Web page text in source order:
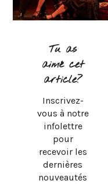
Tu as
aimé cet
article?
Inscrivez-
vous à notre
infolettre
pour
recevoir les
dernières
nouveautés